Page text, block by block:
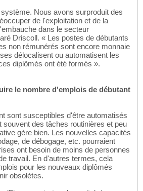
Nous avons surproduit des
de l'exploitation et de la
dans le secteur
Driscoll. « Les postes de débutants
non rémunérés sont encore monnaie
délocalisent ou automatisent les
diplômés ont été formés ».
le nombre d'emplois de débutant
sont susceptibles d'être automatisés
souvent des tâches routinières et peu
gère bien. Les nouvelles capacités
de débogage, etc. pourraient
ont besoin de moins de personnes
travail. En d'autres termes, cela
pour les nouveaux diplômés
obsolètes.